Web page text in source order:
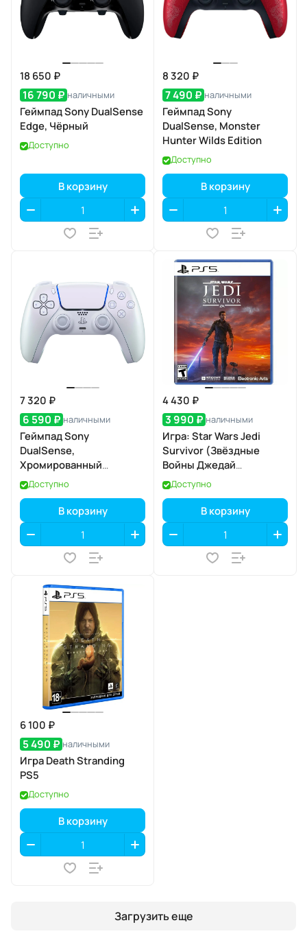
18 650 ₽
16 790 ₽ наличными
Геймпад Sony DualSense
Edge, Чёрный
Доступно
В корзину
8 320 ₽
7 490 ₽ наличными
Геймпад Sony
DualSense, Monster
Hunter Wilds Edition
Доступно
В корзину
7 320 ₽
6 590 ₽ наличными
Геймпад Sony
DualSense,
Хромированный
перламутр
Доступно
В корзину
4 430 ₽
3 990 ₽ наличными
Игра: Star Wars Jedi
Survivor (Звёздные
Войны Джедай
Выживший) для PS5
(диск, английская
версия)
Доступно
В корзину
6 100 ₽
5 490 ₽ наличными
Игра Death Stranding
PS5
Доступно
В корзину
Загрузить еще